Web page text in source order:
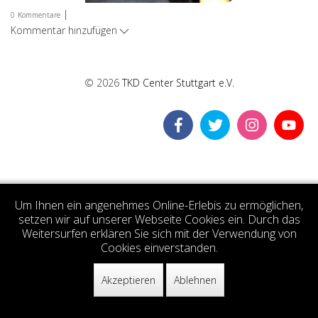
0 Kommentare |
Kommentar hinzufügen
© 2026TKD Center Stuttgart e.V.
Um Ihnen ein angenehmes Online-Erlebis zu ermöglichen,
setzen wir auf unserer Webseite Cookies ein. Durch das
Weitersurfen erklären Sie sich mit der Verwendung von
Cookies einverstanden.
Akzeptieren Ablehnen